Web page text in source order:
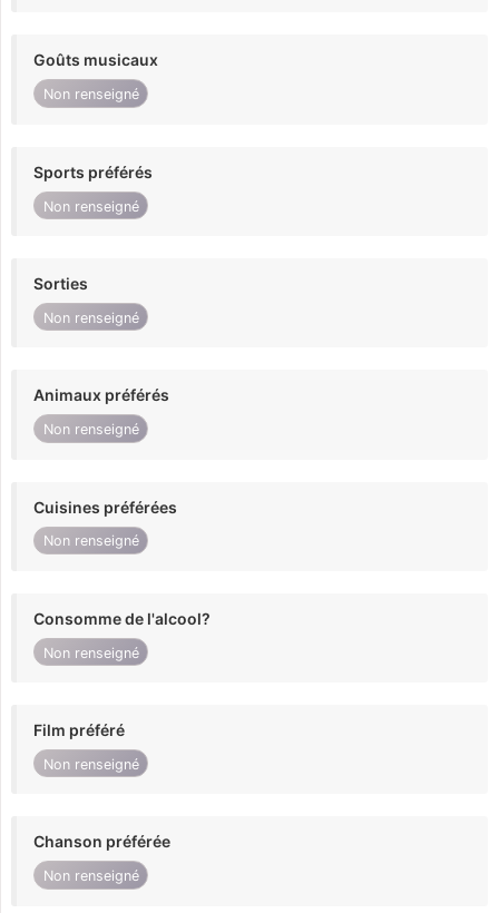
Goûts musicaux
Non renseigné
Sports préférés
Non renseigné
Sorties
Non renseigné
Animaux préférés
Non renseigné
Cuisines préférées
Non renseigné
Consomme de l'alcool?
Non renseigné
Film préféré
Non renseigné
Chanson préférée
Non renseigné